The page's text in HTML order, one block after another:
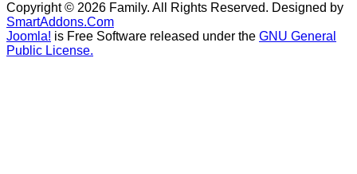
Copyright © 2026 Family. All Rights Reserved. Designed by
SmartAddons.Com
Joomla! is Free Software released under the GNU General
Public License.